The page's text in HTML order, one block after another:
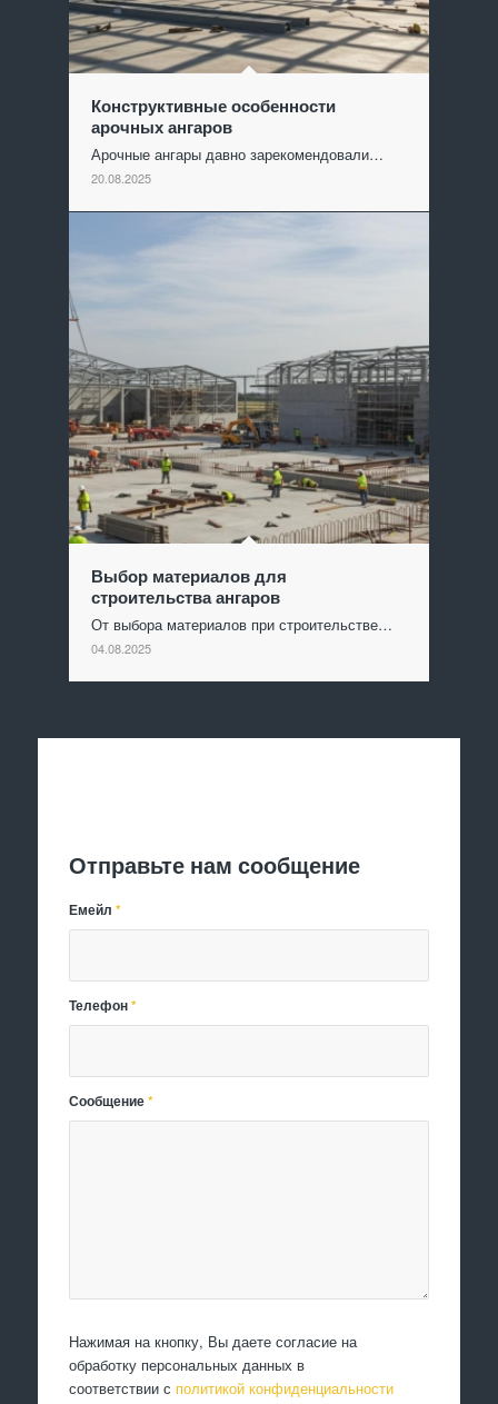
Конструктивные особенности
арочных ангаров
Арочные ангары давно зарекомендовали…
20.08.2025
Выбор материалов для
строительства ангаров
От выбора материалов при строительстве…
04.08.2025
Отправьте нам сообщение
Емейл*
Телефон*
Сообщение*
Нажимая на кнопку, Вы даете согласие на
обработку персональных данных в
соответствии с политикой конфиденциальности